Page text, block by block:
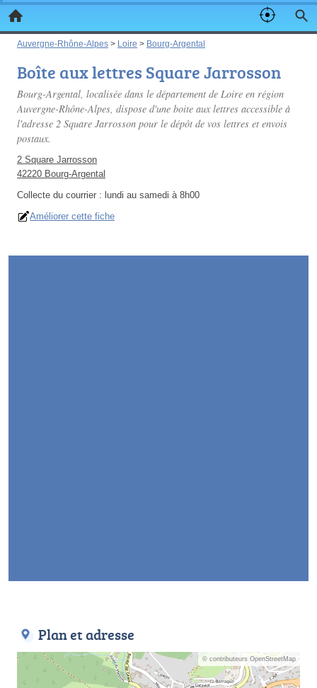
Auvergne-Rhône-Alpes > Loire > Bourg-Argental
Boîte aux lettres Square Jarrosson
Bourg-Argental, localisée dans le département de Loire en région
Auvergne-Rhône-Alpes, dispose d'une boite aux lettres accessible à
l'adresse 2 Square Jarrosson pour le dépôt de vos lettres et envois
postaux.
2 Square Jarrosson
42220 Bourg-Argental
Collecte du courrier : lundi au samedi à 8h00
Améliorer cette fiche
Plan et adresse
© contributeurs OpenStreetMap